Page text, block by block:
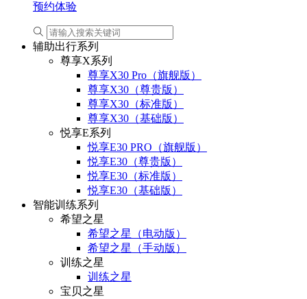
预约体验
辅助出行系列
尊享X系列
尊享X30 Pro（旗舰版）
尊享X30（尊贵版）
尊享X30（标准版）
尊享X30（基础版）
悦享E系列
悦享E30 PRO（旗舰版）
悦享E30（尊贵版）
悦享E30（标准版）
悦享E30（基础版）
智能训练系列
希望之星
希望之星（电动版）
希望之星（手动版）
训练之星
训练之星
宝贝之星